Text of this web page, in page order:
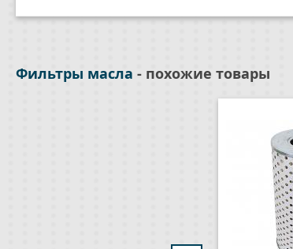
Фильтры масла - похожие товары